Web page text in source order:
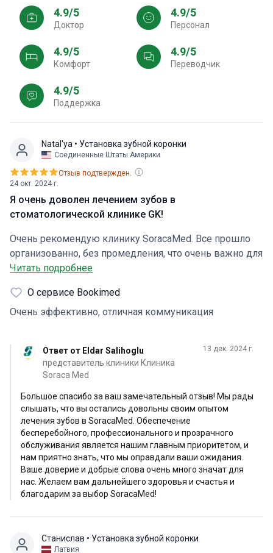
4.9/5
Доктор
4.9/5
персонал
4.9/5
Комфорт
4.9/5
Переводчик
4.9/5
Поддержка
Natal'ya • Установка зубной коронки
Соединенные Штаты Америки
24 окт. 2024 г.
Отзыв подтвержден.
Я очень доволен лечением зубов в
стоматологической клинике GK!
Очень рекомендую клинику SoracaMed. Все прошло
организованно, без промедления, что очень важно для
человека, приехавшего за медицинскими услугами из
медицинского персонала, доктора выше всяческих
похвал. Есть услуги координатора- переводчика, что
прибытия в страну. Ценю, что не было навязывания
ненужного дорогостоящего сервиса, все только по
доверие. Огромное спасибо всей команде SoracaMed!
Удачи и процветания I am so happy with my dental
treatment at the Soraca Med Clinic! I would like to
emphasize very efficient work of the team. I came from
another country and it took me literally 2 brief visits to have
a job done! The doctor and all the medical personnel is
highly qualified, very friendly, great attitude , great bedside
manners. No forcing unnecessary expensive treatments,
everything was up to the point. No hidden charges,
everything related to pricing was very transparent since the
beginning. The clinic is super clean. They have a Russian-
Читать подробнее
О сервисе Bookimed
Очень эффективно, отличная коммуникация
Ответ от Eldar Salihoglu
представитель клиники Клиника
Soraca Med
13 дек. 2024 г.
Большое спасибо за ваш замечательный отзыв! Мы рады
слышать, что вы остались довольны своим опытом
лечения зубов в SoracaMed. Обеспечение
бесперебойного, профессионального и прозрачного
обслуживания является нашим главным приоритетом, и
нам приятно знать, что мы оправдали ваши ожидания.
Ваше доверие и добрые слова очень много значат для
нас. Желаем вам дальнейшего здоровья и счастья и
благодарим за выбор SoracaMed!
Станислав • Установка зубной коронки
Латвия